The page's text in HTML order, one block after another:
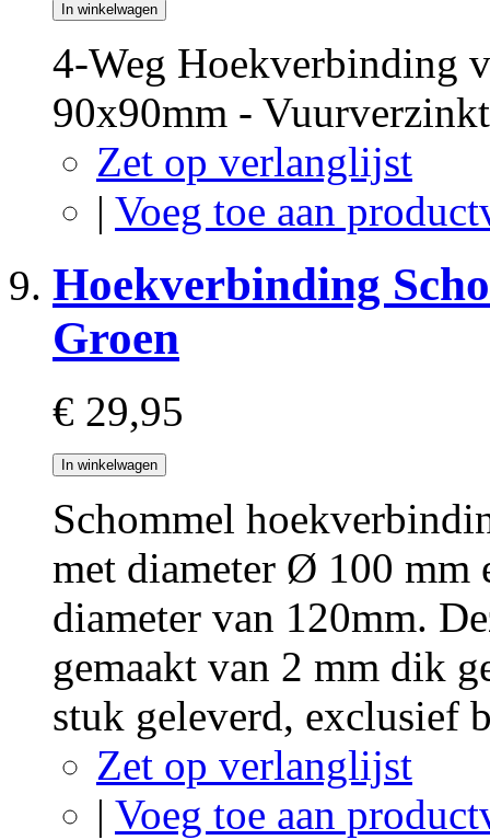
In winkelwagen
4-Weg Hoekverbinding
90x90mm -
Zet op verlanglijst
| Voeg toe aan
Hoekverbinding
Groen
€ 29,95
In winkelwagen
Schommel
met diameter Ø 100 mm
diameter van 120mm.
gemaakt van 2 mm dik
stuk geleverd, exclusief
Zet op verlanglijst
| Voeg toe aan